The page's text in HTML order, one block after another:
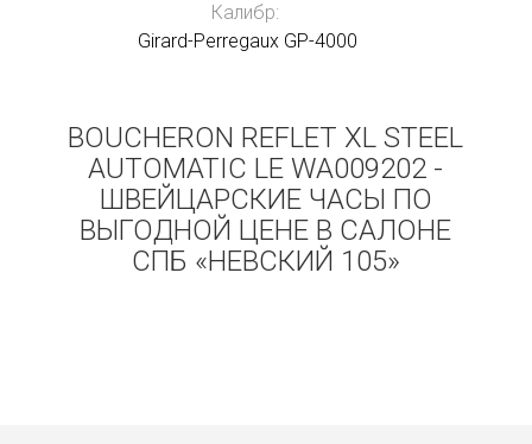
Калибр:
Girard-Perregaux GP-4000
BOUCHERON REFLET XL STEEL
AUTOMATIC LE WA009202 -
ШВЕЙЦАРСКИЕ ЧАСЫ ПО
ВЫГОДНОЙ ЦЕНЕ В САЛОНЕ
СПБ «НЕВСКИЙ 105»